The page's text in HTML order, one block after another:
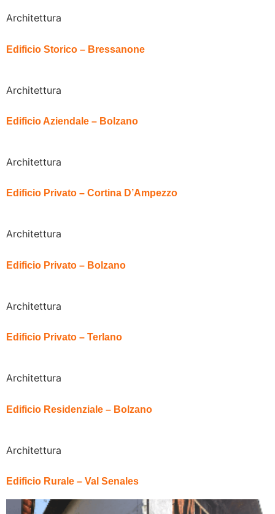
Architettura
Edificio Storico – Bressanone
Architettura
Edificio Aziendale – Bolzano
Architettura
Edificio Privato – Cortina D’Ampezzo
Architettura
Edificio Privato – Bolzano
Architettura
Edificio Privato – Terlano
Architettura
Edificio Residenziale – Bolzano
Architettura
Edificio Rurale – Val Senales